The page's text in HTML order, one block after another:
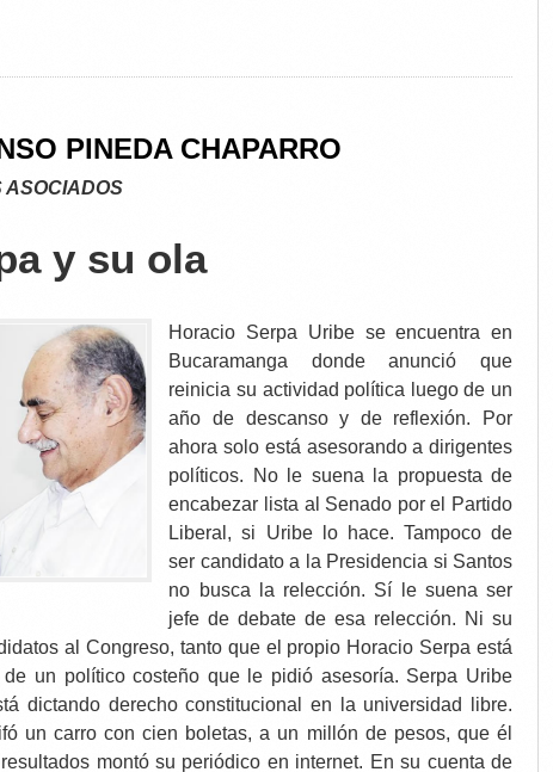
PINEDA CHAPARRO
ASOCIADOS
y su ola
Horacio Serpa Uribe se encuentra en
Bucaramanga donde anunció que
reinicia su actividad política luego de un
año de descanso y de reflexión. Por
ahora solo está asesorando a dirigentes
políticos. No le suena la propuesta de
encabezar lista al Senado por el Partido
Liberal, si Uribe lo hace. Tampoco de
ser candidato a la Presidencia si Santos
no busca la relección. Sí le suena ser
jefe de debate de esa relección. Ni su
al Congreso, tanto que el propio Horacio Serpa está
un político costeño que le pidió asesoría. Serpa Uribe
dictando derecho constitucional en la universidad libre.
un carro con cien boletas, a un millón de pesos, que él
montó su periódico en internet. En su cuenta de